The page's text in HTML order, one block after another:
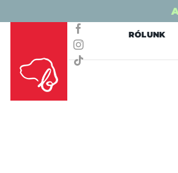
content
RÓLUNK